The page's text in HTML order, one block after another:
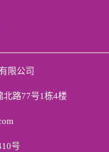
限公司
北路77号1栋4楼
号